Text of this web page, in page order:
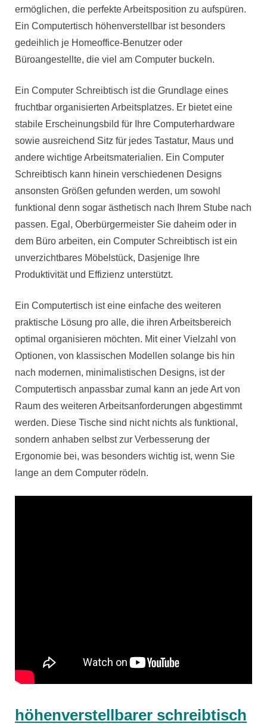
ermöglichen, die perfekte Arbeitsposition zu aufspüren.
Ein Computertisch höhenverstellbar ist besonders
gedeihlich je Homeoffice-Benutzer oder
Büroangestellte, die viel am Computer buckeln.
Ein Computer Schreibtisch ist die Grundlage eines
fruchtbar organisierten Arbeitsplatzes. Er bietet eine
stabile Erscheinungsbild für Ihre Computerhardware
sowie ausreichend Sitz für jedes Tastatur, Maus und
andere wichtige Arbeitsmaterialien. Ein Computer
Schreibtisch kann hinein verschiedenen Designs
ansonsten Größen gefunden werden, um sowohl
funktional denn sogar ästhetisch nach Ihrem Stube nach
passen. Egal, Oberbürgermeister Sie daheim oder in
dem Büro arbeiten, ein Computer Schreibtisch ist ein
unverzichtbares Möbelstück, Dasjenige Ihre
Produktivität und Effizienz unterstützt.
Ein Computertisch ist eine einfache des weiteren
praktische Lösung pro alle, die ihren Arbeitsbereich
optimal organisieren möchten. Mit einer Vielzahl von
Optionen, von klassischen Modellen solange bis hin
nach modernen, minimalistischen Designs, ist der
Computertisch anpassbar zumal kann an jede Art von
Raum des weiteren Arbeitsanforderungen abgestimmt
werden. Diese Tische sind nicht nichts als funktional,
sondern anhaben selbst zur Verbesserung der
Ergonomie bei, was besonders wichtig ist, wenn Sie
lange an dem Computer rödeln.
höhenverstellbarer schreibtisch